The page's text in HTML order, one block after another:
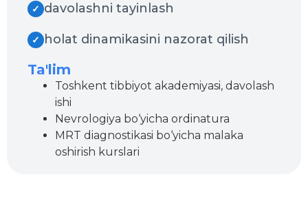
✓ davolashni tayinlash
✓ holat dinamikasini nazorat qilish
Ta'lim
Toshkent tibbiyot akademiyasi, davolash
ishi
Nevrologiya bo‘yicha ordinatura
MRT diagnostikasi bo‘yicha malaka
oshirish kurslari